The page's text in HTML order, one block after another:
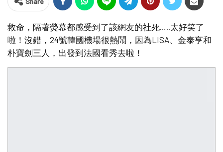
救命，隔著熒幕都感受到了該網友的社死…..太好笑了
啦！沒錯，24號韓國機場很熱鬧，因為LISA、金泰亨和
朴寶劍三人，出發到法國看秀去啦！